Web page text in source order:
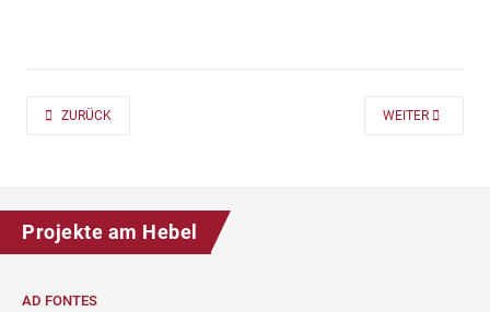
PREVIOUS ARTICLE: AD FONTES 2019/20 „MASS“ FÜR DIE KLASSEN 7
ZURÜCK NEXT ARTICLE:
WEITER
Projekte am Hebel
AD FONTES